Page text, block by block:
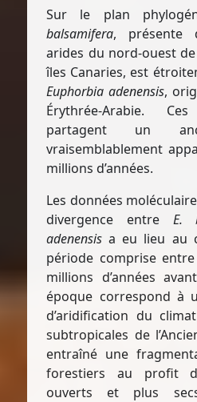
Sur le plan
balsamifera, présente
arides du nord-ouest
îles Canaries, est
Euphorbia adenensis,
Érythrée-Arabie.
partagent un
vraisemblablement
millions d’années.
Les données
divergence entre E.
adenensis a eu lieu au
période comprise
millions d’années
époque correspond à
d’aridification du
subtropicales de
entraîné une
forestiers au profit
ouverts et plus